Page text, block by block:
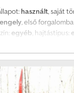
használt, saját
, első
egyéb , hajtástípus:
kb. 900 mm,
változtatások jogát